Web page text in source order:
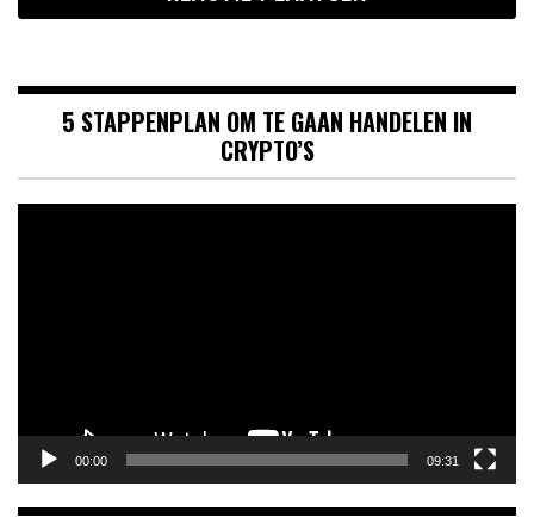
5 STAPPENPLAN OM TE GAAN HANDELEN IN
CRYPTO’S
00:00 09:31